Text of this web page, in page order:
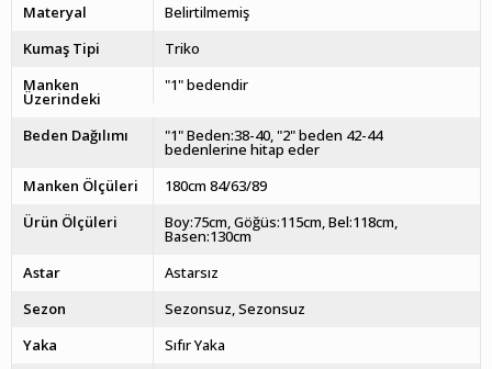
Materyal
Belirtilmemiş
Kumaş Tipi
Triko
Manken
Üzerindeki
"1" bedendir
Beden Dağılımı "1" Beden:38-40, "2" beden 42-44
bedenlerine hitap eder
Manken Ölçüleri
180cm 84/63/89
Ürün Ölçüleri
Boy:75cm, Göğüs:115cm, Bel:118cm,
Basen:130cm
Astar
Astarsız
Sezon
Sezonsuz Sezonsuz
Yaka
Sıfır Yaka